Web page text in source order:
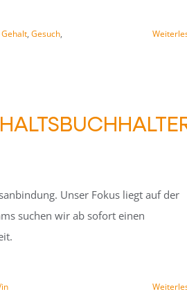
, Gesuch,
Unser Fokus liegt auf der
suchen wir ab sofort einen